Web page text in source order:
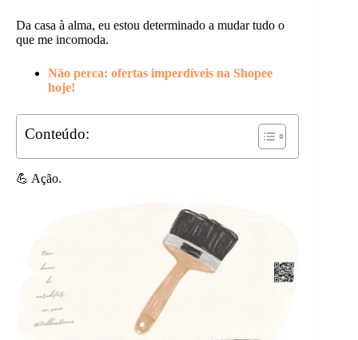
Da casa à alma, eu estou determinado a mudar tudo o
que me incomoda.
Não perca: ofertas imperdíveis na Shopee
hoje!
Conteúdo:
💪 Ação.